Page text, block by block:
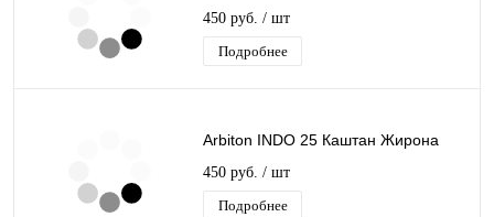
450 руб. / шт
Подробнее
Arbiton INDO 25 Каштан Жирона
450 руб. / шт
Подробнее